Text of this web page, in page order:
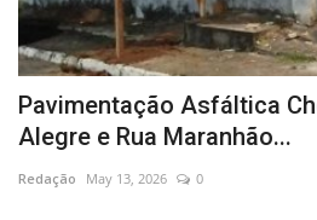
Pavimentação Asfáltica
Alegre e Rua Maranhão...
Redação May 13, 2026 0